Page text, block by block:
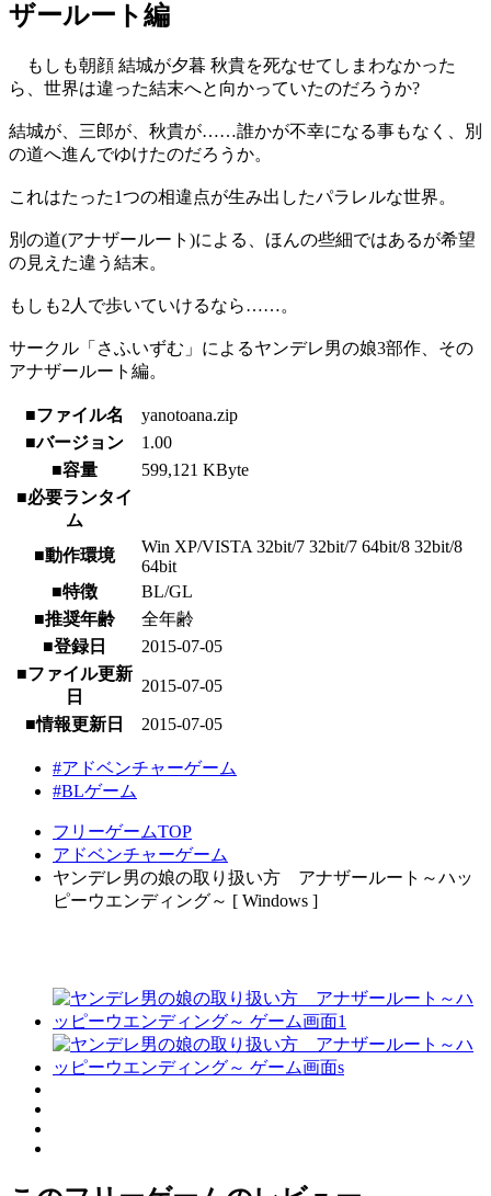
ザールート編
もしも朝顔 結城が夕暮 秋貴を死なせてしまわなかった
ら、世界は違った結末へと向かっていたのだろうか?
結城が、三郎が、秋貴が……誰かが不幸になる事もなく、別
の道へ進んでゆけたのだろうか。
これはたった1つの相違点が生み出したパラレルな世界。
別の道(アナザールート)による、ほんの些細ではあるが希望
の見えた違う結末。
もしも2人で歩いていけるなら……。
サークル「さふいずむ」によるヤンデレ男の娘3部作、その
アナザールート編。
■ファイル名
yanotoana.zip
■バージョン
1.00
■容量
599,121 KByte
■必要ランタイ
ム
■動作環境
Win XP/VISTA 32bit/7 32bit/7 64bit/8 32bit/8
64bit
■特徴
BL/GL
■推奨年齢
全年齢
■登録日
2015-07-05
■ファイル更新
日
2015-07-05
■情報更新日 2015-07-05
#アドベンチャーゲーム
#BLゲーム
フリーゲームTOP
アドベンチャーゲーム
ヤンデレ男の娘の取り扱い方 アナザールート～ハッ
ピーウエンディング～ [ Windows ]